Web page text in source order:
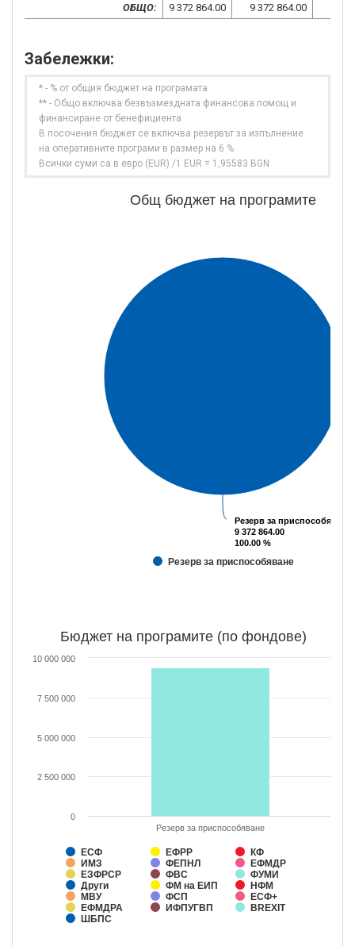
ОБЩО: 9 372 864.00 9 372 864.00
Забележки:
* - % от общия бюджет на програмата
** - Общо включва безвъзмездната финансова помощ и
финансиране от бенефициента
В посочения бюджет се включва резервът за изпълнение
на оперативните програми в размер на 6 %
Всички суми са в евро (EUR) /1 EUR = 1,95583 BGN
Общ бюджет на програмите
Резерв за приспособяване
9 372 864.00
100.00 %
Резерв за приспособяване
9 372 864.00
100.00 %
Резерв за приспособяване
Бюджет на програмите (по фондове)
ЕСФ ЕФРР
КФ
ИМЗ
ФЕПНЛ
ЕФМДР
ЕЗФРСР
ФВС
ФУМИ
Други
ФМ на ЕИП
НФМ
МВУ
ФСП
ЕСФ+
ЕФМДРА
ИФПУГВП
BREXIT
ШБПС
Резерв за приспособяване
0
2 500 000
5 000 000
7 500 000
10 000 000